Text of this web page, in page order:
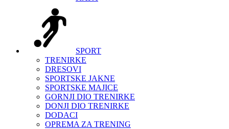
SPORT
TRENIRKE
DRESOVI
SPORTSKE JAKNE
SPORTSKE MAJICE
GORNJI DIO TRENIRKE
DONJI DIO TRENIRKE
DODACI
OPREMA ZA TRENING